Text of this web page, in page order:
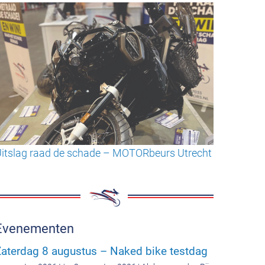
raad de schade – MOTORbeurs Utrecht
8 augustus – Naked bike testdag